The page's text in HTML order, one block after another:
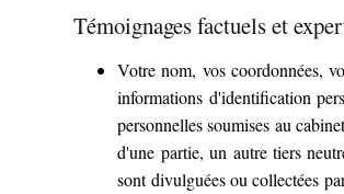
Témoignages factuels et
Votre nom, vos coordonnées,
informations d'identification
personnelles soumises au
d'une partie, un autre tiers
sont divulguées ou collectées